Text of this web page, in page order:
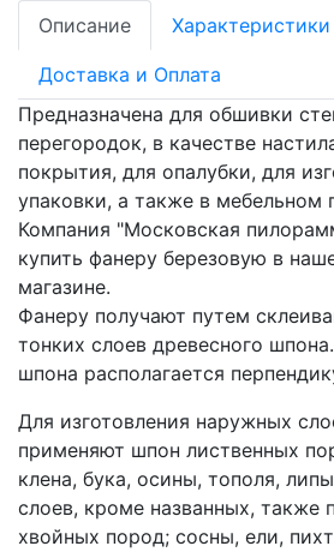
Описание Характеристики
Доставка и Оплата
Предназначена для обшивки
перегородок, в качестве
покрытия, для опалубки, для
упаковки, а также в мебельном
Компания "Московская
купить фанеру березовую в
магазине.
Фанеру получают путем
тонких слоев древесного
шпона располагается
Для изготовления наружных
применяют шпон лиственных
клена, бука, осины, тополя,
слоев, кроме названных, также
хвойных пород; сосны, ели,